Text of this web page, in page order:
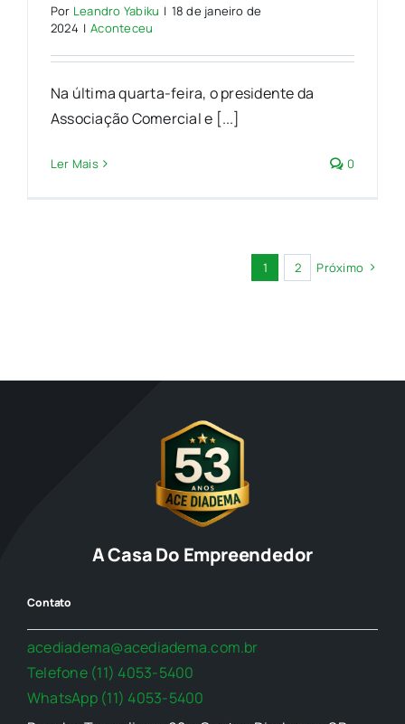
Por Leandro Yabiku | 18 de janeiro de
2024 | Aconteceu
Na última quarta-feira, o presidente da
Associação Comercial e [...]
Ler Mais 0
1 2 Próximo
A Casa Do Empreendedor
Contato
acediadema@acediadema.com.br
Telefone (11) 4053-5400
WhatsApp (11) 4053-5400